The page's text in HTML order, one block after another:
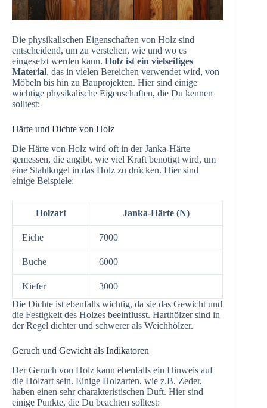
Die physikalischen Eigenschaften von Holz sind
entscheidend, um zu verstehen, wie und wo es
eingesetzt werden kann. Holz ist ein vielseitiges
Material, das in vielen Bereichen verwendet wird, von
Möbeln bis hin zu Bauprojekten. Hier sind einige
wichtige physikalische Eigenschaften, die Du kennen
solltest:
Härte und Dichte von Holz
Die Härte von Holz wird oft in der Janka-Härte
gemessen, die angibt, wie viel Kraft benötigt wird, um
eine Stahlkugel in das Holz zu drücken. Hier sind
einige Beispiele:
Holzart Janka-Härte (N)
Eiche 7000
Buche 6000
Kiefer
3000
Die Dichte ist ebenfalls wichtig, da sie das Gewicht und
die Festigkeit des Holzes beeinflusst. Harthölzer sind in
der Regel dichter und schwerer als Weichhölzer.
Geruch und Gewicht als Indikatoren
Der Geruch von Holz kann ebenfalls ein Hinweis auf
die Holzart sein. Einige Holzarten, wie z.B. Zeder,
haben einen sehr charakteristischen Duft. Hier sind
einige Punkte, die Du beachten solltest: